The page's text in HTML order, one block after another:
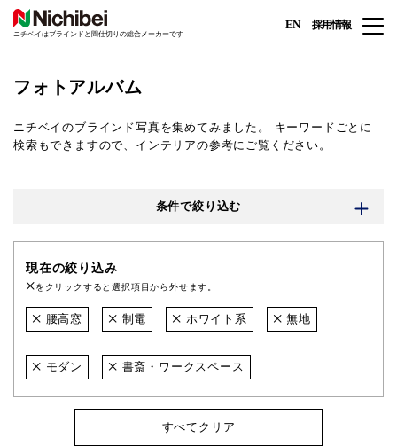
ニチベイはブラインドと間仕切りの総合メーカーです
EN 採用情報
フォトアルバム
ニチベイのブラインド写真を集めてみました。
キーワードごとに
検索もできますので、インテリアの参考にご覧ください。
条件で絞り込む
現在の絞り込み
をクリックすると選択項目から外せます。
腰高窓 制電 ホワイト系 無地
モダン 書斎・ワークスペース
すべてクリア